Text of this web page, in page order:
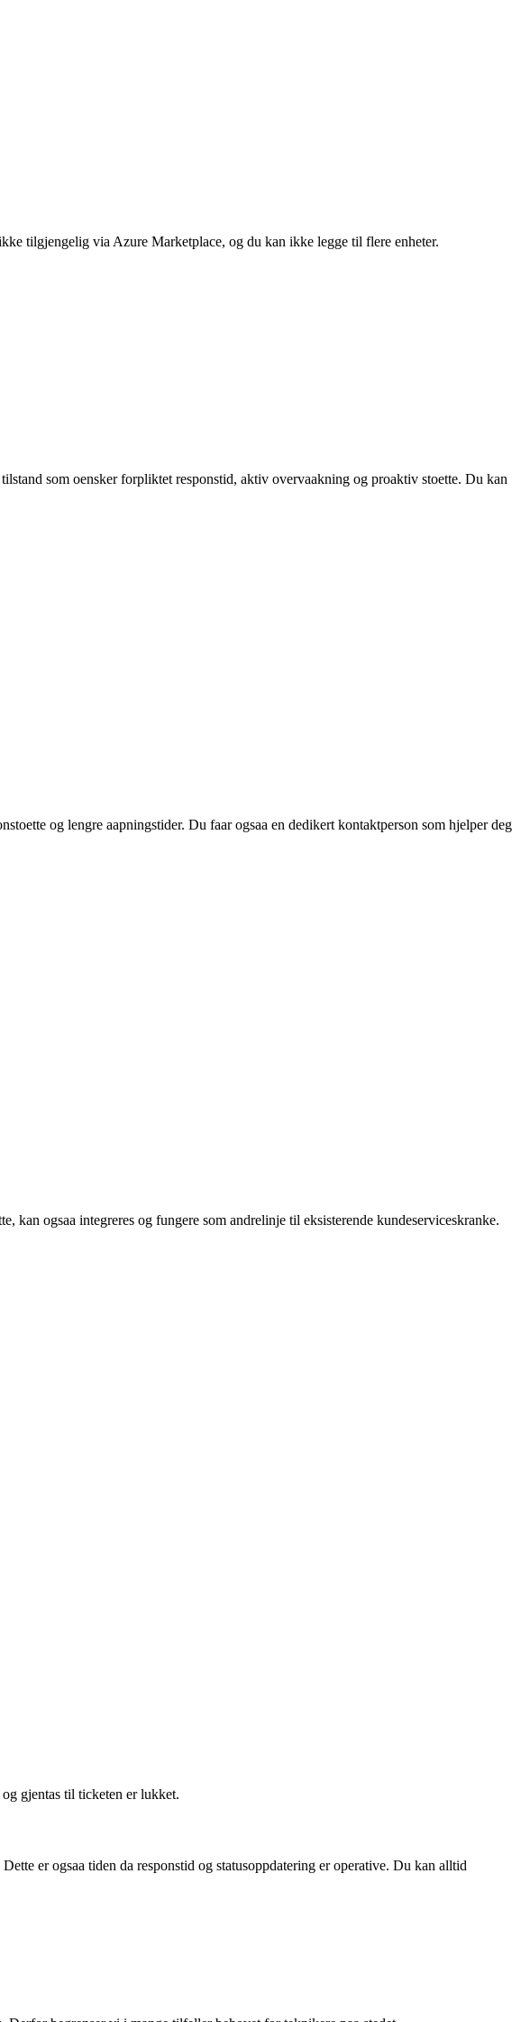
tilgjengelig via Azure Marketplace, og du kan ikke legge til flere enheter.
som oensker forpliktet responstid, aktiv overvaakning og proaktiv stoette. Du kan
og lengre aapningstider. Du faar ogsaa en dedikert kontaktperson som hjelper deg
ogsaa integreres og fungere som andrelinje til eksisterende kundeserviceskranke.
gjentas til ticketen er lukket.
er ogsaa tiden da responstid og statusoppdatering er operative. Du kan alltid